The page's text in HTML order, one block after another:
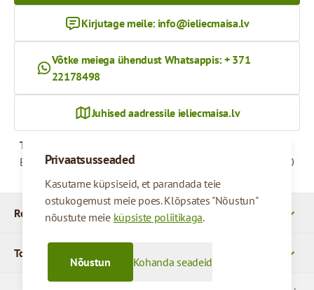
Privaatsusseaded
Kasutame küpsiseid, et parandada teie
ostukogemust meie poes. Klõpsates "Nõustun"
nõustute meie küpsiste poliitikaga.
Kohanda seadeid
Nõustun
Rekvizītid
Tooted
Kirjutage meile: info@ieliecmaisa.lv
Võtke meiega ühendust Whatsappis: + 371
22178498
Juhised aadressile ieliecmaisa.lv
Tööaeg
Esmaspäevast reedeni
09:00 - 17:00